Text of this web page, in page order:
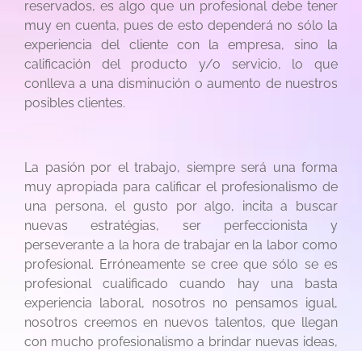
reservados, es algo que un profesional debe tener
muy en cuenta, pues de esto dependerá no sólo la
experiencia del cliente con la empresa, sino la
calificación del producto y/o servicio, lo que
conlleva a una disminución o aumento de nuestros
posibles clientes.
La pasión por el trabajo, siempre será una forma
muy apropiada para calificar el profesionalismo de
una persona, el gusto por algo, incita a buscar
nuevas estratégias, ser perfeccionista y
perseverante a la hora de trabajar en la labor como
profesional. Erróneamente se cree que sólo se es
profesional cualificado cuando hay una basta
experiencia laboral, nosotros no pensamos igual,
nosotros creemos en nuevos talentos, que llegan
con mucho profesionalismo a brindar nuevas ideas,